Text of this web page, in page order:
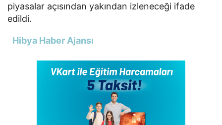
piyasalar açısından yakından izleneceği ifade
edildi.
Hibya Haber Ajansı